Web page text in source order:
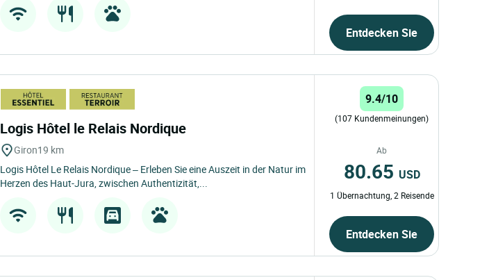
Entdecken Sie
Logis Hôtel le Relais Nordique
Giron19 km
Logis Hôtel Le Relais Nordique – Erleben Sie eine Auszeit in der Natur im
Herzen des Haut-Jura, zwischen Authentizität,...
9.4/10
(107 Kundenmeinungen)
Ab
80.65 USD
1 Übernachtung, 2 Reisende
Entdecken Sie